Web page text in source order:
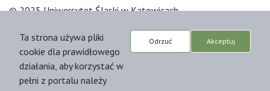
© 2025 Uniwersytet Śląski w Katowicach
Platform & Workflow by OJS/PKP
Ta strona używa pliki
cookie dla prawidłowego
działania, aby korzystać w
pełni z portalu należy
Odrzuć Akceptuj